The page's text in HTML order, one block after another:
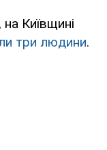
Київщині
три людини.